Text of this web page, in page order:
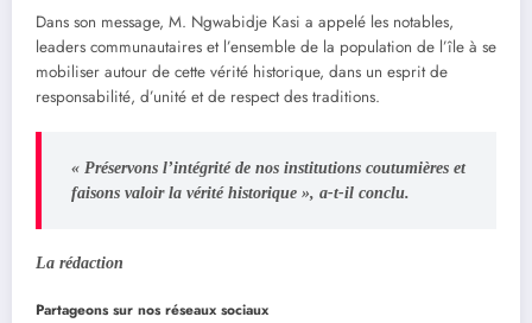
Dans son message, M. Ngwabidje Kasi a appelé les notables,
leaders communautaires et l’ensemble de la population de l’île à se
mobiliser autour de cette vérité historique, dans un esprit de
responsabilité, d’unité et de respect des traditions.
« Préservons l’intégrité de nos institutions coutumières et
faisons valoir la vérité historique », a-t-il conclu.
La rédaction
Partageons sur nos réseaux sociaux